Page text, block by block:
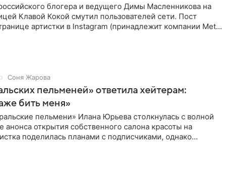
блогера и ведущего Димы Масленникова на
Клавой Кокой смутил пользователей сети. Пост
артистки в Instagram (принадлежит компании Meta,
Соня Жарова
пельменей» ответила хейтерам:
бить меня»
пельмени» Илана Юрьева столкнулась с волной
анонса открытия собственного салона красоты на
поделилась планами с подписчиками, однако